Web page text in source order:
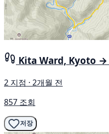
Kita Ward, Kyoto →
2 지점 · 2개월 전
857 조회
저장